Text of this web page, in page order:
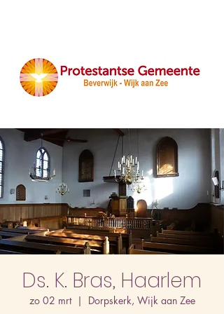
Ds. K. Bras, Haarlem
zo 02 mrt
  |
Dorpskerk, Wijk aan Zee